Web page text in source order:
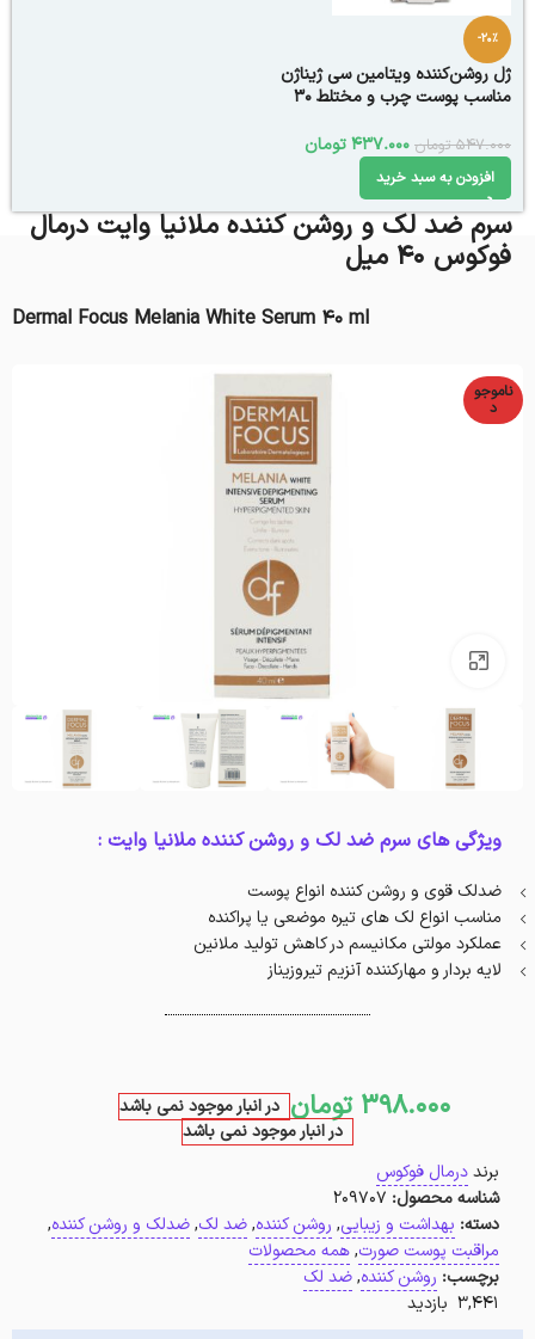
-20%
ژل روشن‌کننده ویتامین سی ژیناژن
مناسب پوست چرب و مختلط 30
547.000 تومان 437.000تومان
افزودن به سبد خرید
سرم ضد لک و روشن کننده ملانیا وایت درمال
فوکوس 40 میل
Dermal Focus Melania White Serum 40 ml
ناموجو
د
ویژگی های سرم ضد لک و روشن کننده ملانیا وایت :
ضدلک قوی و روشن کننده انواع پوست
مناسب انواع لک های تیره موضعی یا پراکنده
عملکرد مولتی مکانیسم در کاهش تولید ملانین
لایه بردار و مهارکننده آنزیم تیروزیناز
398.000 تومان در انبار موجود نمی باشد
در انبار موجود نمی باشد
برنددرمال فوکوس
شناسه محصول: 209707
دسته: بهداشت و زیبایی, روشن کننده,ضد لک,ضدلک و روشن کننده,
مراقبت پوست صورت,همه محصولات
برچسب: روشن کننده,ضد لک
3,441 بازدید